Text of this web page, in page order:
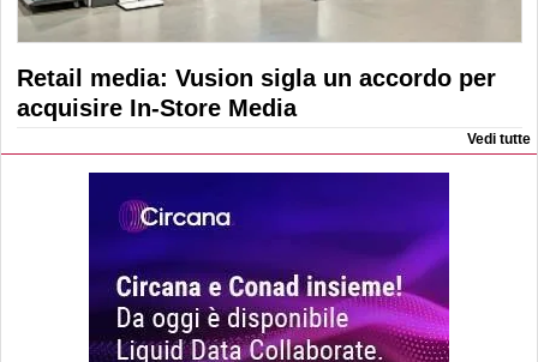
Retail media: Vusion sigla un accordo per
acquisire In-Store Media
Vedi tutte